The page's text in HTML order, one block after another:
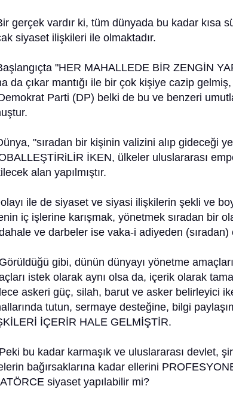
gerçek vardır ki, tüm dünyada bu kadar kısa
siyaset ilişkileri ile olmaktadır.
"HER MAHALLEDE BİR ZENGİN
da çıkar mantığı ile bir çok kişiye cazip
Parti (DP) belki de bu ve benzeri
"sıradan bir kişinin valizini alıp gideceği
İKEN, ülkeler uluslararası
alan yapılmıştır.
ile de siyaset ve siyasi ilişkilerin şekli ve
iç işlerine karışmak, yönetmek sıradan bir
ve darbeler ise vaka-i adiyeden
gibi, dünün dünyayı yönetme
istek olarak aynı olsa da, içerik olarak
askeri güç, silah, barut ve asker belirleyici
tutun, sermaye desteğine, bilgi
İÇERİR HALE GELMİŞTİR.
bu kadar karmaşık ve uluslararası devlet,
bağırsaklarına kadar ellerini
siyaset yapılabilir mi?